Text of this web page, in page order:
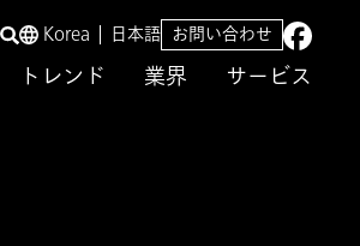
トレンド 業界 サービス
Korea 日本語 お問い合わせ